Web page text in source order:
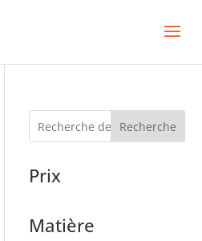
Recherche
Prix
Matière